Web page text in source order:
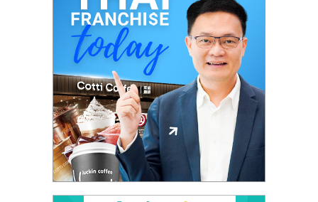
ปรึกษา
การ
ลงทุน
และ
ขยาย